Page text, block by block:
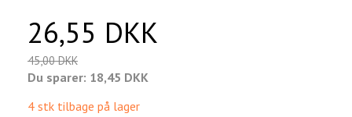
26,55 DKK
45,00 DKK
Du sparer: 18,45 DKK
4 stk tilbage på lager